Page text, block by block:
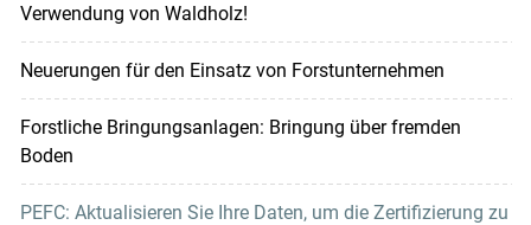
Verwendung von Waldholz!
Neuerungen für den Einsatz von Forstunternehmen
Forstliche Bringungsanlagen: Bringung über fremden
Boden
PEFC: Aktualisieren Sie Ihre Daten, um die Zertifizierung zu